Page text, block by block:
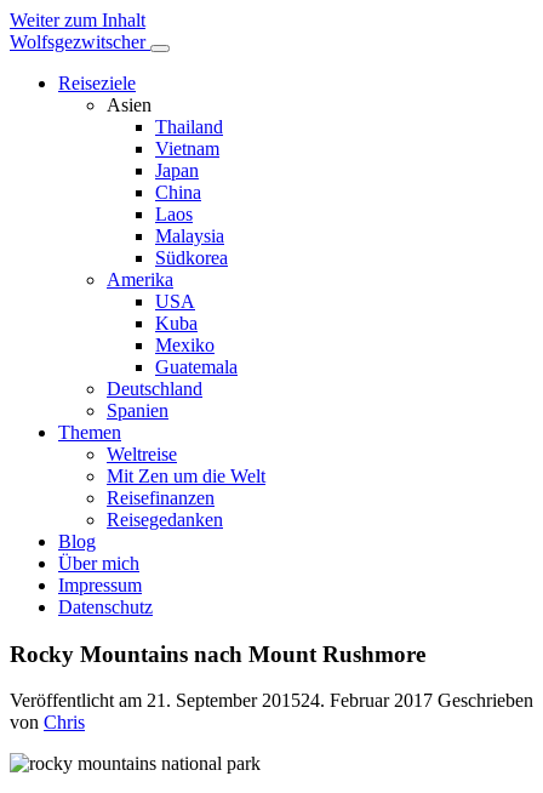
Weiter zum Inhalt
Wolfsgezwitscher
Reiseziele
Asien
Thailand
Vietnam
Japan
China
Laos
Malaysia
Südkorea
Amerika
USA
Kuba
Mexiko
Guatemala
Deutschland
Spanien
Themen
Weltreise
Mit Zen um die Welt
Reisefinanzen
Reisegedanken
Blog
Über mich
Impressum
Datenschutz
Rocky Mountains nach Mount Rushmore
Veröffentlicht am 21. September 201524. Februar 2017 Geschrieben
von Chris